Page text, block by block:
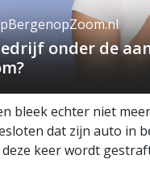
onder de
bleek echter niet
dat zijn auto in
keer wordt